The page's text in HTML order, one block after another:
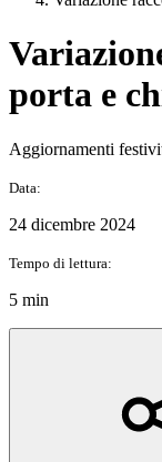
porta e
Aggiornamenti
Data:
24 dicembre 2024
Tempo di lettura:
5 min